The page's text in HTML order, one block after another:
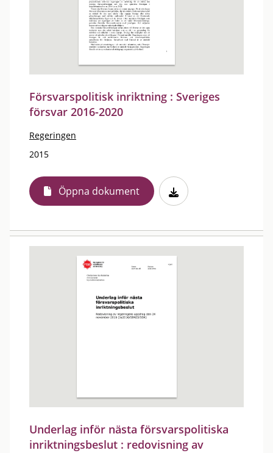
Försvarspolitisk inriktning : Sveriges
försvar 2016-2020
Regeringen
2015
Öppna dokument
Underlag inför nästa försvarspolitiska
inriktningsbeslut : redovisning av